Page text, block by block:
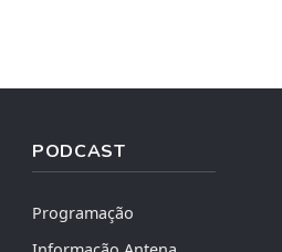
PODCAST
Programação